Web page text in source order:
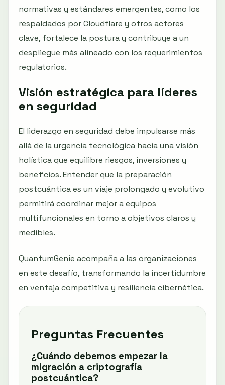
normativas y estándares emergentes, como los
respaldados por Cloudflare y otros actores
clave, fortalece la postura y contribuye a un
despliegue más alineado con los requerimientos
regulatorios.
Visión estratégica para líderes
en seguridad
El liderazgo en seguridad debe impulsarse más
allá de la urgencia tecnológica hacia una visión
holística que equilibre riesgos, inversiones y
beneficios. Entender que la preparación
postcuántica es un viaje prolongado y evolutivo
permitirá coordinar mejor a equipos
multifuncionales en torno a objetivos claros y
medibles.
QuantumGenie acompaña a las organizaciones
en este desafío, transformando la incertidumbre
en ventaja competitiva y resiliencia cibernética.
Preguntas Frecuentes
¿Cuándo debemos empezar la
migración a criptografía
postcuántica?